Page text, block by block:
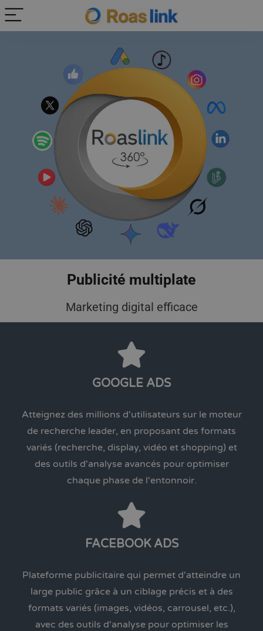
Publicité multiplate
Marketing digital efficace
GOOGLE ADS
Atteignez des millions d'utilisateurs sur le moteur
de recherche leader, en proposant des formats
variés (recherche, display, vidéo et shopping) et
des outils d'analyse avancés pour optimiser
chaque phase de l'entonnoir.
FACEBOOK ADS
Plateforme publicitaire qui permet d'atteindre un
large public grâce à un ciblage précis et à des
formats variés (images, vidéos, carrousel, etc.),
avec des outils d'analyse pour optimiser les